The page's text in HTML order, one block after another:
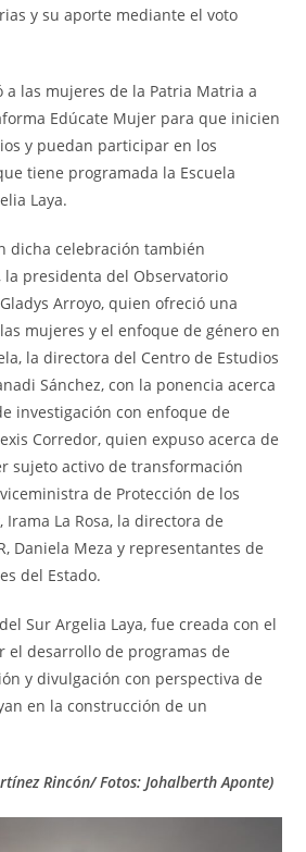
y su aporte mediante el voto
a las mujeres de la Patria Matria a
Edúcate Mujer para que inicien
y puedan participar en los
tiene programada la Escuela
Laya.
dicha celebración también
presidenta del Observatorio
Arroyo, quien ofreció una
mujeres y el enfoque de género en
la directora del Centro de Estudios
Sánchez, con la ponencia acerca
investigación con enfoque de
Corredor, quien expuso acerca de
sujeto activo de transformación
de Protección de los
La Rosa, la directora de
Daniela Meza y representantes de
del Estado.
Sur Argelia Laya, fue creada con el
el desarrollo de programas de
y divulgación con perspectiva de
en la construcción de un
Rincón/ Fotos: Johalberth Aponte)